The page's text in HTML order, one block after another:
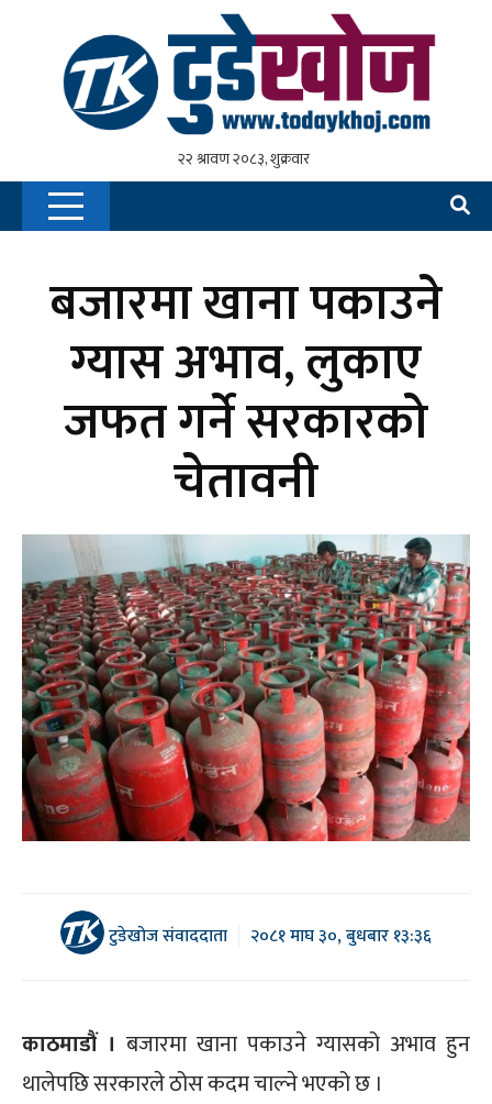
बजारमा खाना पकाउने
ग्यास अभाव, लुकाए
जफत गर्ने सरकारको
चेतावनी
टुडेखोज संवाददाता २०८१ माघ ३०, बुधबार १३:३६
काठमाडौं । बजारमा खाना पकाउने ग्यासको अभाव हुन
थालेपछि सरकारले ठोस कदम चाल्ने भएको छ ।